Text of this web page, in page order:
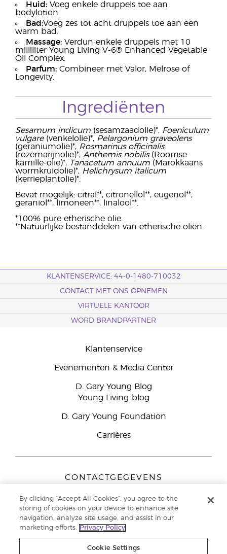
Huid: Voeg enkele druppels toe aan
bodylotion.
Bad:Voeg zes tot acht druppels toe aan een
warm bad.
Massage: Verdun enkele druppels met 10
milliliter Young Living V-6® Enhanced Vegetable
Oil Complex.
Parfum: Combineer met Valor, Melrose of
Longevity.
Ingrediënten
Sesamum indicum (sesamzaadolie)*, Foeniculum
vulgare(venkelolie)*, Pelargonium graveolens
(geraniumolie)*, Rosmarinus officinalis
(rozemarijnolie)*, Anthemis nobilis(Roomse
kamille-olie)*, Tanacetum annuum (Marokkaans
wormkruidolie)*, Helichrysum italicum
(kerrieplantolie)*.
Bevat mogelijk: citral**, citronellol**, eugenol**,
geraniol**, limoneen**, linalool**.
*100% pure etherische olie.
**Natuurlijke bestanddelen van etherische oliën.
KLANTENSERVICE: 44-0-1480-710032
CONTACT MET ONS OPNEMEN
VIRTUELE KANTOOR
WORD BRANDPARTNER
Klantenservice
Evenementen & Media Center
D. Gary Young Blog
Young Living-blog
D. Gary Young Foundation
Carrières
CONTACTGEGEVENS
Peizerweg 97
9727 AJ Groningen
Nederland
Klantenservice:44-0-1480-710032
By clicking “Accept All Cookies”, you agree to the
storing of cookies on your device to enhance site
navigation, analyze site usage, and assist in our
marketing efforts.
Privacy Policy
Cookie Settings